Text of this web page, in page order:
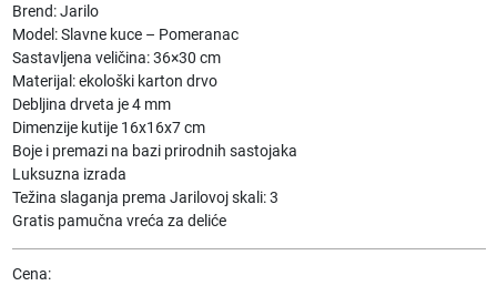
Brend: Jarilo
Model: Slavne kuce – Pomeranac
Sastavljena veličina: 36×30 cm
Materijal: ekološki karton drvo
Debljina drveta je 4 mm
Dimenzije kutije 16x16x7 cm
Boje i premazi na bazi prirodnih sastojaka
Luksuzna izrada
Težina slaganja prema Jarilovoj skali: 3
Gratis pamučna vreća za deliće
Cena: